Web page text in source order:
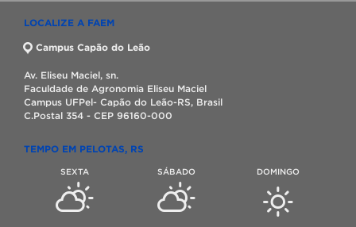
LOCALIZE A FAEM
Campus Capão do Leão
Av. Eliseu Maciel, sn.
Faculdade de Agronomia Eliseu Maciel
Campus UFPel- Capão do Leão-RS, Brasil
C.Postal 354 - CEP 96160-000
TEMPO EM PELOTAS, RS
SEXTA SÁBADO DOMINGO